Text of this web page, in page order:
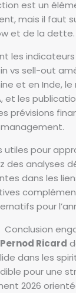
est un
mais il faut
et de la dette.
les indicateurs
vs sell-out
et en Inde,
et les
prévisions
utiles pour
des analyses
dans les
pour
Conclusion
Pernod Ricard
dans les
pour une
2026